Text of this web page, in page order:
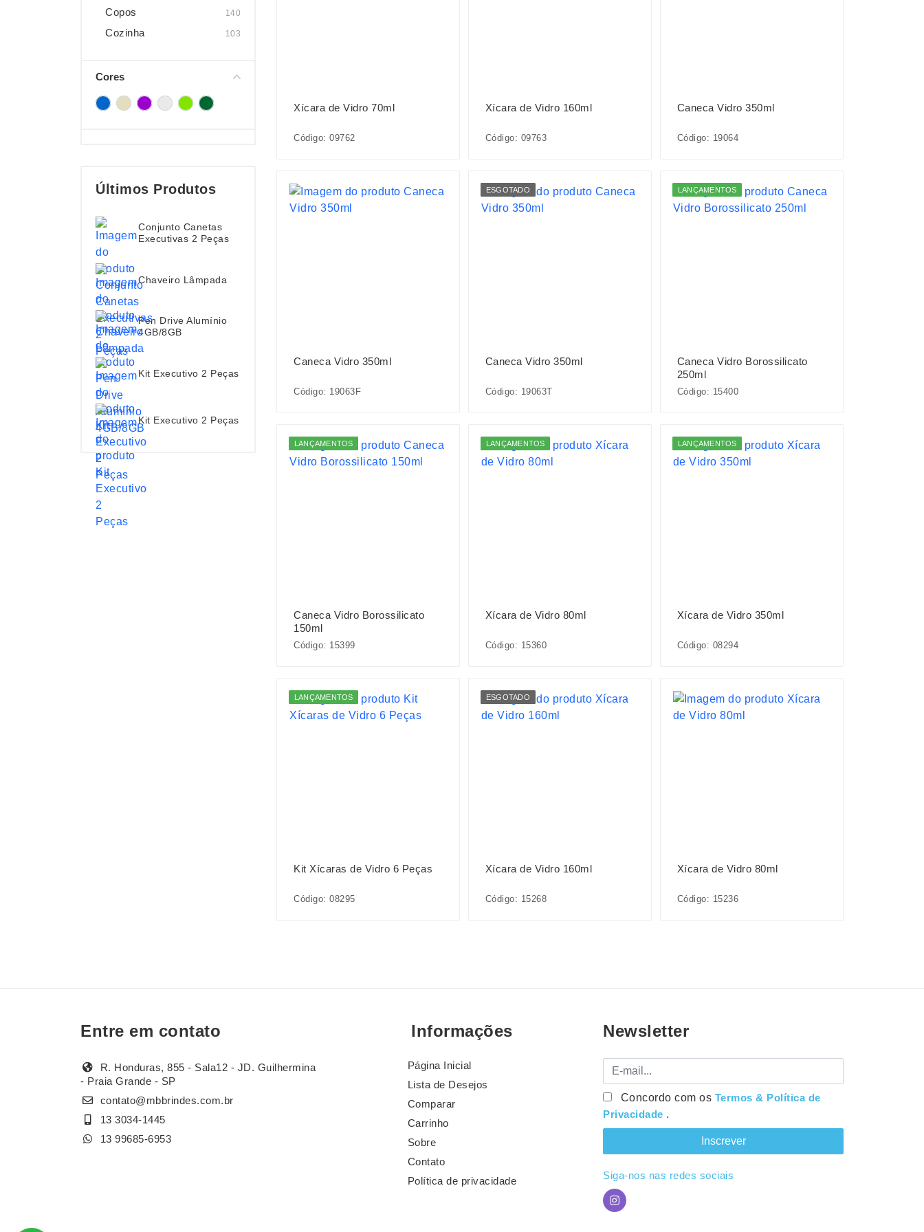
Copos 140
Cozinha 103
Cores
Últimos Produtos
Conjunto Canetas
Executivas 2 Peças
Chaveiro Lâmpada
Pen Drive Alumínio
4GB/8GB
Kit Executivo 2 Peças
Kit Executivo 2 Peças
Xícara de Vidro 70ml
Código: 09762
Xícara de Vidro 160ml
Código: 09763
Caneca Vidro 350ml
Código: 19064
Caneca Vidro 350ml
Código: 19063F
ESGOTADO
Caneca Vidro 350ml
Código: 19063T
LANÇAMENTOS
Caneca Vidro Borossilicato
250ml
Código: 15400
LANÇAMENTOS
Caneca Vidro Borossilicato
150ml
Código: 15399
LANÇAMENTOS
Xícara de Vidro 80ml
Código: 15360
LANÇAMENTOS
Xícara de Vidro 350ml
Código: 08294
LANÇAMENTOS
Kit Xícaras de Vidro 6 Peças
Código: 08295
ESGOTADO
Xícara de Vidro 160ml
Código: 15268
Xícara de Vidro 80ml
Código: 15236
Entre em contato
R. Honduras, 855 - Sala12 - JD. Guilhermina
- Praia Grande - SP
contato@mbbrindes.com.br
13 3034-1445
13 99685-6953
Informações
Página Inicial
Lista de Desejos
Comparar
Carrinho
Sobre
Contato
Política de privacidade
Newsletter
E-mail
Concordo com os Termos & Política de
Privacidade .
Siga-nos nas redes sociais